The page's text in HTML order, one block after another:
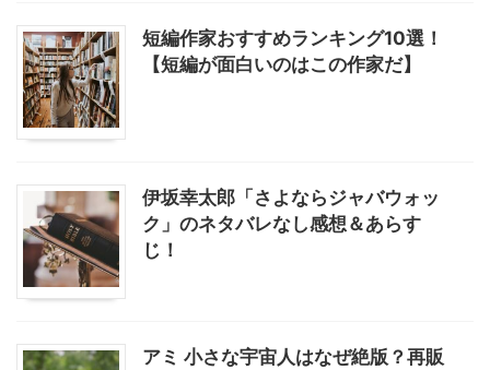
短編作家おすすめランキング10選！
【短編が面白いのはこの作家だ】
伊坂幸太郎「さよならジャバウォッ
ク」のネタバレなし感想＆あらす
じ！
アミ 小さな宇宙人はなぜ絶版？再販